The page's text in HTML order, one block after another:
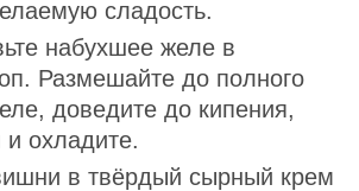
сладость.
набухшее желе в
Размешайте до полного
доведите до кипения,
и охладите.
в твёрдый сырный крем